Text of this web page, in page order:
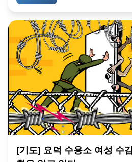
[기도] 요덕 수용소 여성 수